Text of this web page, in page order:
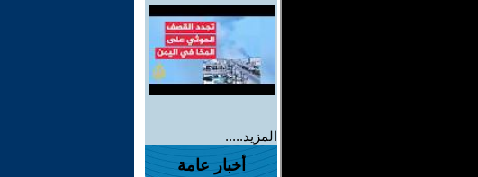
المزيد.....
أخبار عامة